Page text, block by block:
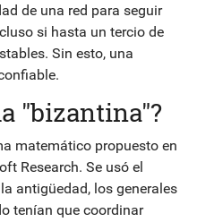
de una red para seguir
si hasta un tercio de
Sin esto, una
"bizantina"?
matemático propuesto en
Research. Se usó el
antigüedad, los generales
tenían que coordinar